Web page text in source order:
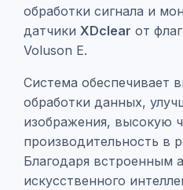
обработки сигнала и
датчики XDclear от
Voluson E.
Система обеспечивает
обработки данных,
изображения, высокую
производительность в
Благодаря встроенным
искусственного